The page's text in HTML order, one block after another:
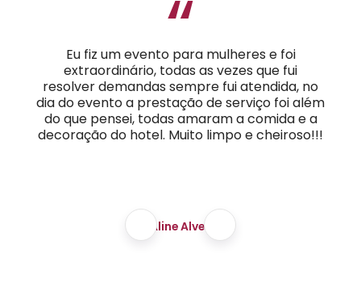
“
Eu fiz um evento para mulheres e foi
extraordinário, todas as vezes que fui
resolver demandas sempre fui atendida, no
dia do evento a prestação de serviço foi além
do que pensei, todas amaram a comida e a
decoração do hotel. Muito limpo e cheiroso!!!
Aline Alves